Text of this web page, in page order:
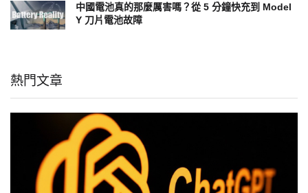
中國電池真的那麼厲害嗎？從 5 分鐘快充到 Model
Y 刀片電池故障
熱門文章